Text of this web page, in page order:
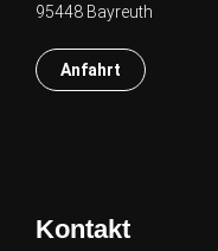
95448 Bayreuth
Anfahrt
Kontakt